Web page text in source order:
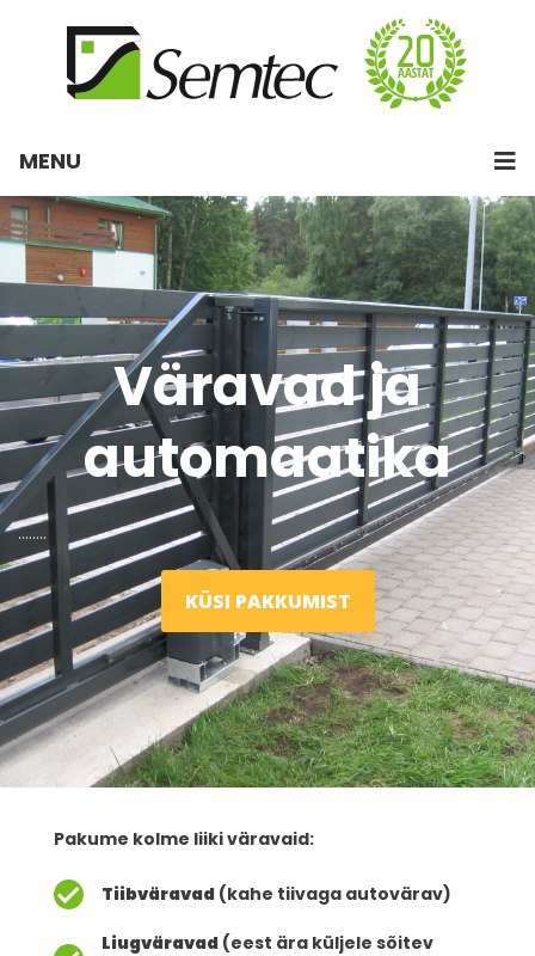
MENU
Väravad ja
automaatika
……..
KÜSI PAKKUMIST
Pakume kolme liiki väravaid:
Tiibväravad (kahe tiivaga autovärav)
Liugväravad (eest ära küljele sõitev